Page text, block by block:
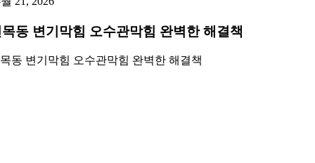
동 변기막힘 오수관막힘 완벽한 해결책
동 변기막힘 오수관막힘 완벽한 해결책